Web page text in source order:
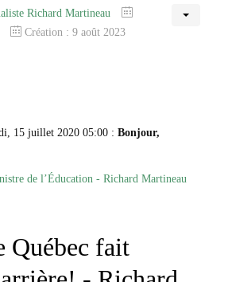
Richard Martineau
Création : 9 août 2023
15 juillet 2020 05:00 : Bonjour,
de l’Éducation - Richard Martineau
Québec fait